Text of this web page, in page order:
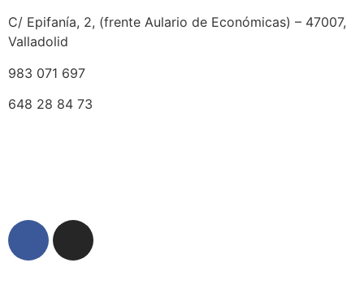
C/ Epifanía, 2, (frente Aulario de Económicas) – 47007,
Valladolid
983 071 697
648 28 84 73